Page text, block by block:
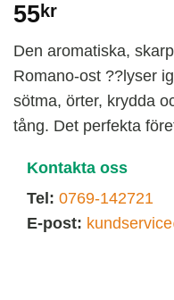
55kr
Den aromatiska,
Romano-ost ??lyser
sötma, örter, krydda
tång. Det perfekta
Kontakta oss
Tel: 0769-142721
E-post: